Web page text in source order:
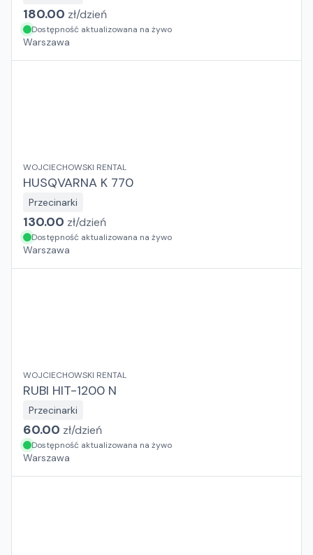
180.00 zł/dzień
Dostępność aktualizowana na żywo
Warszawa
WOJCIECHOWSKI RENTAL
HUSQVARNA K 770
Przecinarki
130.00 zł/dzień
Dostępność aktualizowana na żywo
Warszawa
WOJCIECHOWSKI RENTAL
RUBI HIT-1200 N
Przecinarki
60.00 zł/dzień
Dostępność aktualizowana na żywo
Warszawa